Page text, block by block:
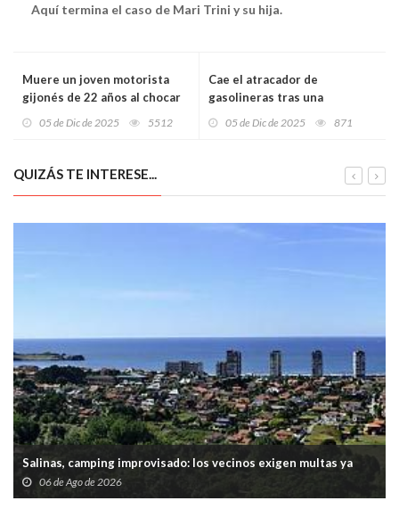
Aquí termina el caso de Mari Trini y su hija.
Muere un joven motorista
gijonés de 22 años al chocar
05 de Dic de 2025 5512
Cae el atracador de
gasolineras tras una
05 de Dic de 2025 871
QUIZÁS TE INTERESE...
Salinas, camping improvisado: los vecinos exigen multas ya
06 de Ago de 2026